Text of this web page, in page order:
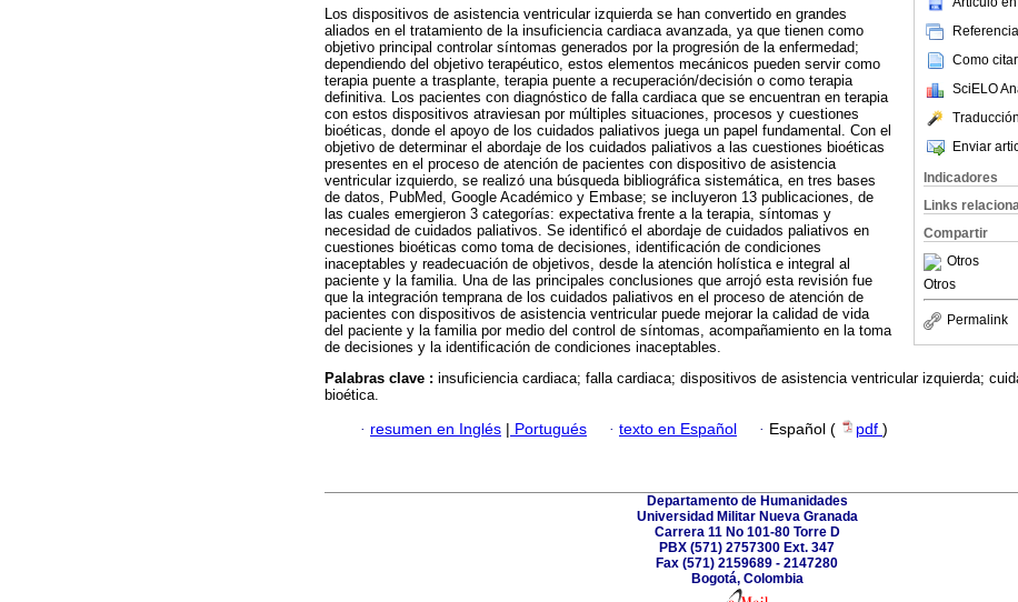
Como
SciELO
Enviar
Indicadores
Links
Compartir
Otros
Otros
Permalink
Los dispositivos de asistencia ventricular izquierda se han convertido en grandes
aliados en el tratamiento de la insuficiencia cardiaca avanzada, ya que tienen como
objetivo principal controlar síntomas generados por la progresión de la enfermedad;
dependiendo del objetivo terapéutico, estos elementos mecánicos pueden servir como
terapia puente a trasplante, terapia puente a recuperación/decisión o como terapia
definitiva. Los pacientes con diagnóstico de falla cardiaca que se encuentran en terapia
con estos dispositivos atraviesan por múltiples situaciones, procesos y cuestiones
bioéticas, donde el apoyo de los cuidados paliativos juega un papel fundamental. Con el
objetivo de determinar el abordaje de los cuidados paliativos a las cuestiones bioéticas
presentes en el proceso de atención de pacientes con dispositivo de asistencia
ventricular izquierdo, se realizó una búsqueda bibliográfica sistemática, en tres bases
de datos, PubMed, Google Académico y Embase; se incluyeron 13 publicaciones, de
las cuales emergieron 3 categorías: expectativa frente a la terapia, síntomas y
necesidad de cuidados paliativos. Se identificó el abordaje de cuidados paliativos en
cuestiones bioéticas como toma de decisiones, identificación de condiciones
inaceptables y readecuación de objetivos, desde la atención holística e integral al
paciente y la familia. Una de las principales conclusiones que arrojó esta revisión fue
que la integración temprana de los cuidados paliativos en el proceso de atención de
pacientes con dispositivos de asistencia ventricular puede mejorar la calidad de vida
del paciente y la familia por medio del control de síntomas, acompañamiento en la toma
de decisiones y la identificación de condiciones inaceptables.
Palabras clave : insuficiencia cardiaca; falla cardiaca; dispositivos de asistencia ventricular izquierda;
bioética.
· resumen en Inglés | Portugués · texto en Español · Español ( pdf )
Departamento de Humanidades
Universidad Militar Nueva Granada
Carrera 11 No 101-80 Torre D
PBX (571) 2757300 Ext. 347
Fax (571) 2159689 - 2147280
Bogotá, Colombia